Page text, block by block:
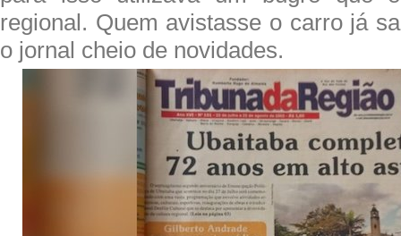
regional. Quem avistasse o carro já
o jornal cheio de novidades.